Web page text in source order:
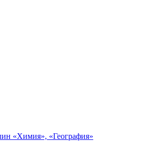
«Химия», «География»